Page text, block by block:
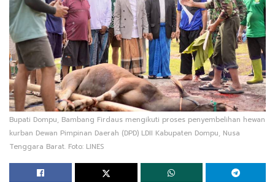
Bupati Dompu, Bambang Firdaus mengikuti proses penyembelihan hewan
kurban Dewan Pimpinan Daerah (DPD) LDII Kabupaten Dompu, Nusa
Tenggara Barat. Foto: LINES